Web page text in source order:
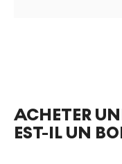
ACHETER
EST-IL UN